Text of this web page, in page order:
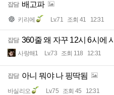
잡담 배고파
키리에 Lv.71 조회 41 12:31
잡담 360줄 왜 자꾸 12시 6시에
사랑해1 Lv.73 조회 118 12:31
잡담 아니 뭐야 나 핑딱됨
바실리오 Lv.75 조회 45 12:31